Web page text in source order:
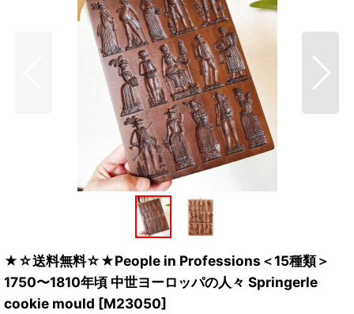
★☆送料無料☆★People in Professions＜15種類＞
1750〜1810年頃 中世ヨーロッパの人々 Springerle
cookie mould [M23050]